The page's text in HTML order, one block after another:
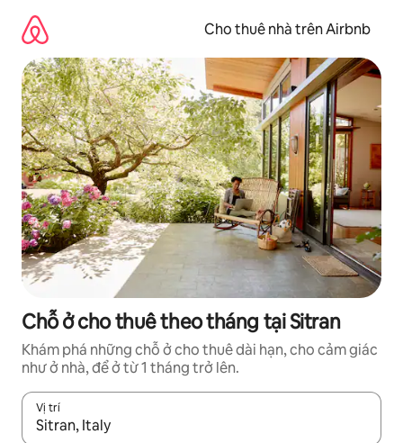
dung
Cho thuê nhà trên Airbnb
Chỗ ở cho thuê theo tháng tại Sitran
Khám phá những chỗ ở cho thuê dài hạn, cho cảm giác
như ở nhà, để ở từ 1 tháng trở lên.
Vị trí
Khi có kết quả, hãy điều hướng bằng phím mũi tên lên và